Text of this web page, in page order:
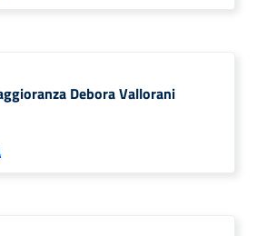
Debora Vallorani